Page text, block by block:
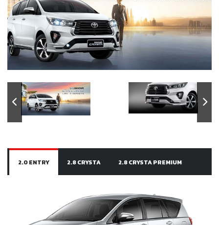
2.0 ENTRY 2.8 CRYSTA 2.8 CRYSTA PREMIUM